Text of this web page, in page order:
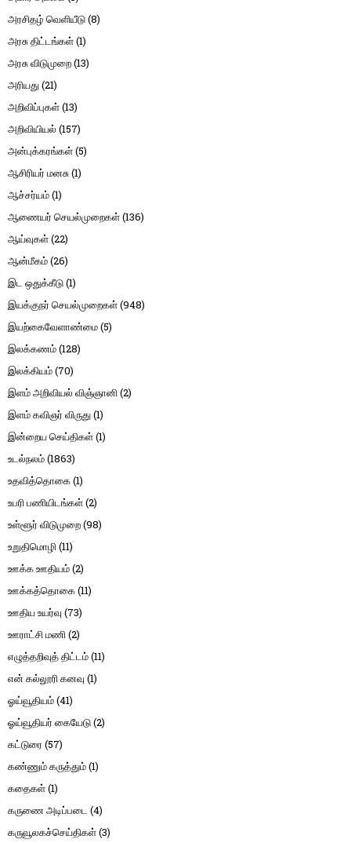
அரசிதழ் வெளியீடு(8)
அரசு திட்டங்கள்(1)
அரசு விடுமுறை(13)
அரியது(21)
அறிவிப்புகள்(13)
அறிவியியல் (157)
அன்புக்கரங்கள்(5)
ஆசிரியர் மனசு(1)
ஆச்சர்யம்(1)
ஆணையர் செயல்முறைகள்(136)
ஆய்வுகள்(22)
ஆன்மீகம்(26)
இட ஒதுக்கீடு(1)
இயக்குநர் செயல்முறைகள்(948)
இயற்கைவேளாண்மை(5)
இலக்கணம்(128)
இலக்கியம்(70)
இளம் அறிவியல் விஞ்ஞானி(2)
இளம் கவிஞர் விருது(1)
இன்றைய செய்திகள்(1)
உடல்நலம்(1863)
உதவித்தொகை(1)
உபரி பணியிடங்கள்(2)
உள்ளூர் விடுமுறை(98)
உறுதிமொழி(11)
ஊக்க ஊதியம்(2)
ஊக்கத்தொகை(11)
ஊதிய உயர்வு (73)
ஊராட்சி மணி(2)
எழுத்தறிவுத் திட்டம்(11)
என் கல்லூரி கனவு (1)
ஓய்வூதியம்(41)
ஓய்வூதியர் கையேடு(2)
கட்டுரை (57)
கண்ணும் கருத்தும்(1)
கதைகள்(1)
கருணை அடிப்படை (4)
கருவூலகச்செய்திகள்(3)